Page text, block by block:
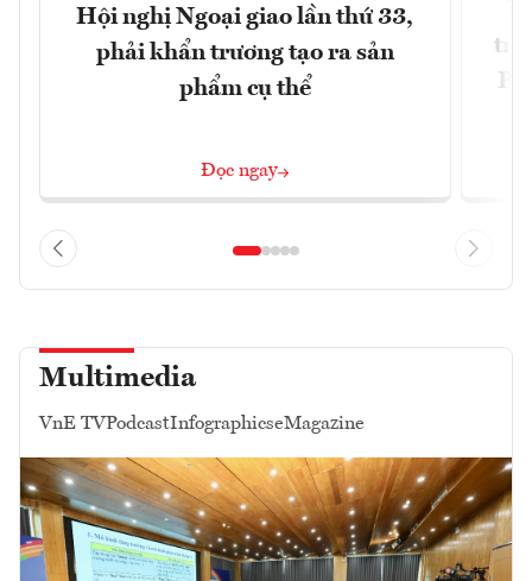
Hội nghị Ngoại giao lần thứ 33,
phải khẩn trương tạo ra sản
phẩm cụ thể
Đọc ngay
Multimedia
VnE TVPodcastInfographicseMagazine